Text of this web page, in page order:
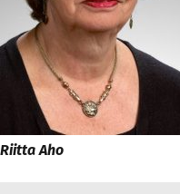
Riitta Aho